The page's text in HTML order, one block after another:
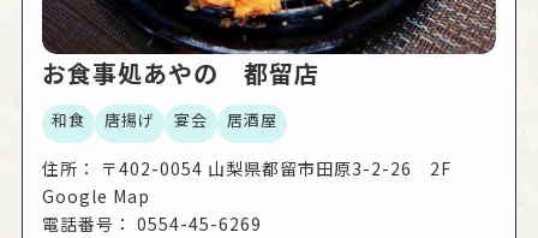
お食事処あやの 都留店
和食 唐揚げ 宴会 居酒屋
住所：
〒402-0054 山梨県都留市田原3-2-26 2F
Google Map
電話番号： 0554-45-6269